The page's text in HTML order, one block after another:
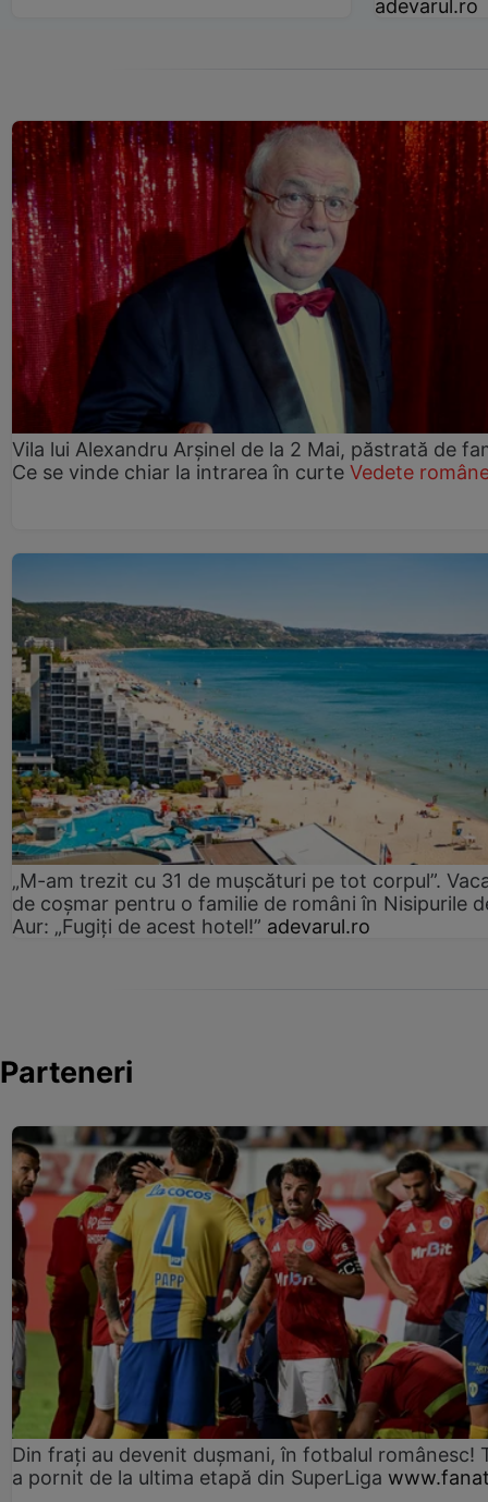
adevarul.ro
Vila lui Alexandru Arșinel de la 2 Mai, păstrată de
Ce se vinde chiar la intrarea în curte Vedete
„M-am trezit cu 31 de mușcături pe tot corpul”.
de coșmar pentru o familie de români în Nisipurile
Aur: „Fugiți de acest hotel!” adevarul.ro
Parteneri
Din frați au devenit dușmani, în fotbalul românesc!
a pornit de la ultima etapă din SuperLiga